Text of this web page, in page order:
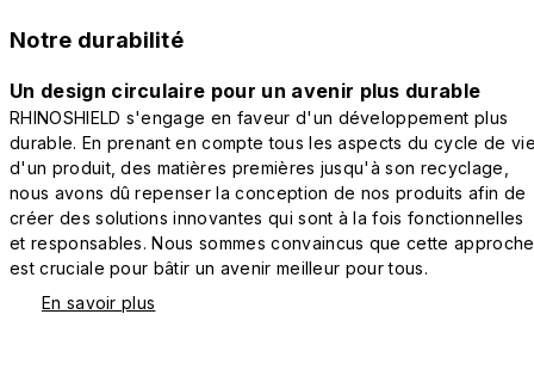
Notre durabilité
Un design circulaire pour un avenir plus durable
RHINOSHIELD s'engage en faveur d'un développement plus
durable. En prenant en compte tous les aspects du cycle de
d'un produit, des matières premières jusqu'à son recyclage,
nous avons dû repenser la conception de nos produits afin de
créer des solutions innovantes qui sont à la fois fonctionnelles
et responsables. Nous sommes convaincus que cette approche
est cruciale pour bâtir un avenir meilleur pour tous.
En savoir plus